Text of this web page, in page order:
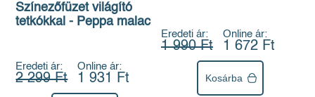
Színezőfüzet világító
tetkókkal - Peppa malac
Eredeti ár:
2 299 Ft
Online ár:
1 931 Ft
Eredeti ár:
1 990 Ft
Online ár:
1 672 Ft
Kosárba